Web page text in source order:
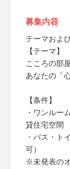
募集内容
テーマおよ
【テーマ】
こころの部
あなたの「
【条件】
・ワンルー
貸住宅空間
・バス・ト
可）
※未発表の